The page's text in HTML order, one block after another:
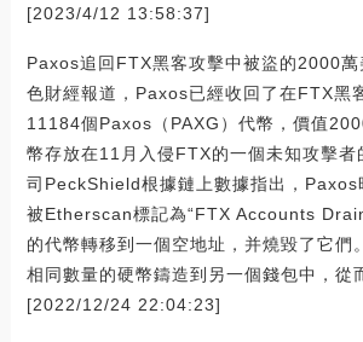
[2023/4/12 13:58:37]
Paxos追回FTX黑客攻擊中被盜的2000萬
色財經報道，Paxos已經收回了在FTX黑
11184個Paxos（PAXG）代幣，價值
幣存放在11月入侵FTX的一個未知攻擊者
司PeckShield根據鏈上數據指出，Paxos
被Etherscan標記為“FTX Accounts
的代幣轉移到一個空地址，并燒毀了它們
相同數量的硬幣鑄造到另一個錢包中，從
[2022/12/24 22:04:23]